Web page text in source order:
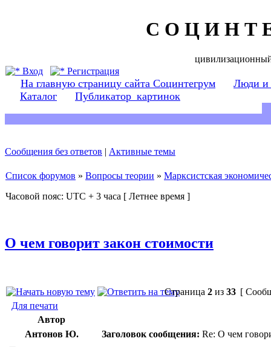
С О Ц И Н Т
Вход
Регистрация
На главную страницу сайта Социнтегрум
Люди и
Каталог
Публикатор_картинок
Сообщения без ответов | Активные темы
Список форумов » Вопросы теории » Марксистская
Часовой пояс: UTC + 3 часа [ Летнее время ]
О чем говорит закон стоимости
Страница 2 из 33 [
Для печати
Автор
Антонов Ю.
Заголовок сообщения: Re: О чем